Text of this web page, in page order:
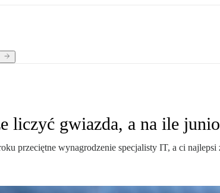
liczyć gwiazda, a na ile
przeciętne wynagrodzenie specjalisty IT, a ci najlepsi